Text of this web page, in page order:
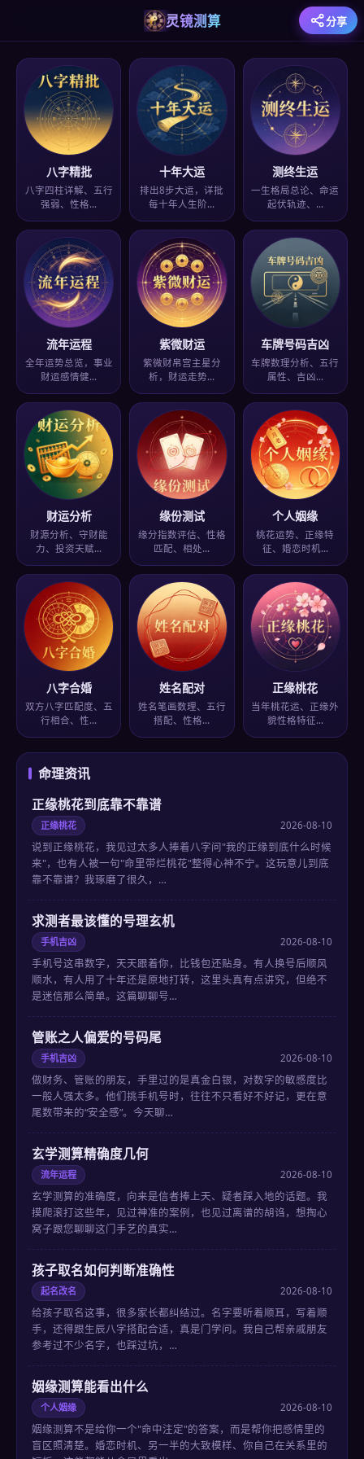
灵镜测算 分享
八字精批
八字四柱详解、五行
强弱、性格…
十年大运
排出8步大运，详批
每十年人生阶…
测终生运
一生格局总论、命运
起伏轨迹、…
流年运程
全年运势总览，事业
财运感情健…
紫微财运
紫微财帛宫主星分
析，财运走势…
车牌号码吉凶
车牌数理分析、五行
属性、吉凶…
财运分析
财源分析、守财能
力、投资天赋…
缘份测试
缘分指数评估、性格
匹配、相处…
个人姻缘
桃花运势、正缘特
征、婚恋时机…
八字合婚
双方八字匹配度、五
行相合、性…
姓名配对
姓名笔画数理、五行
搭配、性格…
正缘桃花
当年桃花运、正缘外
貌性格特征…
命理资讯
正缘桃花到底靠不靠谱
正缘桃花 2026-08-10
说到正缘桃花，我见过太多人捧着八字问"我的正缘到底什么时候
来"，也有人被一句"命里带烂桃花"整得心神不宁。这玩意儿到底
靠不靠谱？我琢磨了很久，…
求测者最该懂的号理玄机
手机吉凶 2026-08-10
手机号这串数字，天天跟着你，比钱包还贴身。有人换号后顺风
顺水，有人用了十年还是原地打转，这里头真有点讲究，但绝不
是迷信那么简单。这篇聊聊号…
管账之人偏爱的号码尾
手机吉凶 2026-08-10
做财务、管账的朋友，手里过的是真金白银，对数字的敏感度比
一般人强太多。他们挑手机号时，往往不只看好不好记，更在意
尾数带来的“安全感”。今天聊…
玄学测算精确度几何
流年运程 2026-08-10
玄学测算的准确度，向来是信者捧上天、疑者踩入地的话题。我
摸爬滚打这些年，见过神准的案例，也见过离谱的胡诌，想掏心
窝子跟您聊聊这门手艺的真实…
孩子取名如何判断准确性
起名改名 2026-08-10
给孩子取名这事，很多家长都纠结过。名字要听着顺耳，写着顺
手，还得跟生辰八字搭配合适，真是门学问。我自己帮亲戚朋友
参考过不少名字，也踩过坑，…
姻缘测算能看出什么
个人姻缘 2026-08-10
姻缘测算不是给你一个"命中注定"的答案，而是帮你把感情里的
盲区照清楚。婚恋时机、另一半的大致模样、你自己在关系里的